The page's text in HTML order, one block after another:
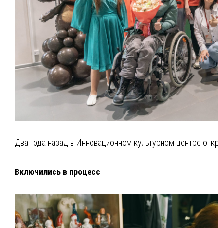
Два года назад в Инновационном культурном центре
Включились в процесс